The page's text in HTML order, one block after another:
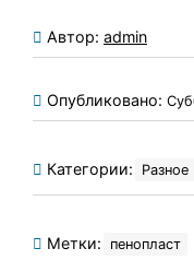
Автор: admin
Опубликовано:
Категории: Разное
Метки: пенопласт